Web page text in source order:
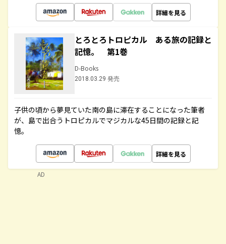
詳細を見る
とろとろトロピカル ある旅の記録と
記憶。 第1巻
D-Books
2018.03.29 発売
子供の頃から夢見ていた南の島に滞在することになった筆者
が、島で出合うトロピカルでマジカルな45日間の記録と記
憶。
詳細を見る
AD